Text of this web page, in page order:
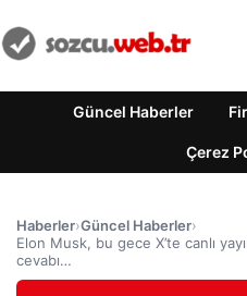
Güncel Haberler
Çerez
Haberler›Güncel Haberler›
Elon Musk, bu gece X’te canlı
cevabı…